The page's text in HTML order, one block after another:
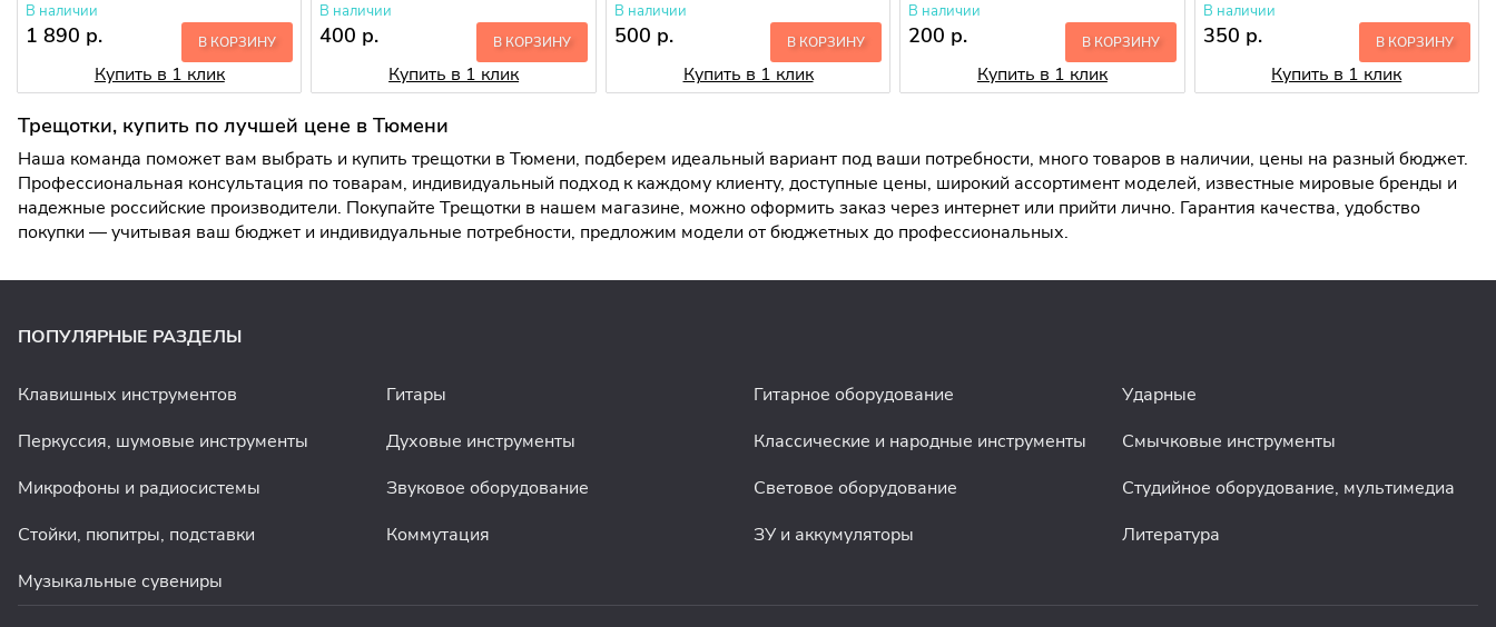
В наличии
1 890 р. В КОРЗИНУ
Купить в 1 клик
В наличии
400 р. В КОРЗИНУ
Купить в 1 клик
В наличии
500 р. В КОРЗИНУ
Купить в 1 клик
В наличии
200 р. В КОРЗИНУ
Купить в 1 клик
В наличии
350 р. В КОРЗИНУ
Купить в 1 клик
Трещотки, купить по лучшей цене в Тюмени
Наша команда поможет вам выбрать и купить трещотки в Тюмени, подберем идеальный вариант под ваши потребности, много товаров в наличии, цены на разный бюджет.
Профессиональная консультация по товарам, индивидуальный подход к каждому клиенту, доступные цены, широкий ассортимент моделей, известные мировые бренды и
надежные российские производители. Покупайте Трещотки в нашем магазине, можно оформить заказ через интернет или прийти лично. Гарантия качества, удобство
покупки — учитывая ваш бюджет и индивидуальные потребности, предложим модели от бюджетных до профессиональных.
ПОПУЛЯРНЫЕ РАЗДЕЛЫ
Клавишных инструментов Гитары Гитарное оборудование
Ударные
Перкуссия, шумовые инструменты
Духовые инструменты Классические и народные инструменты
Смычковые инструменты
Микрофоны и радиосистемы
Звуковое оборудование Световое оборудование
Студийное оборудование, мультимедиа
Стойки, пюпитры, подставки
Коммутация ЗУ и аккумуляторы
Литература
Музыкальные сувениры